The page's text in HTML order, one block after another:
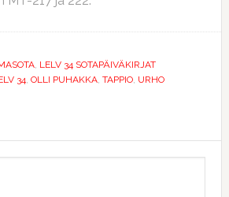
, LELV 34 SOTAPÄIVÄKIRJAT
34, OLLI PUHAKKA, TAPPIO, URHO